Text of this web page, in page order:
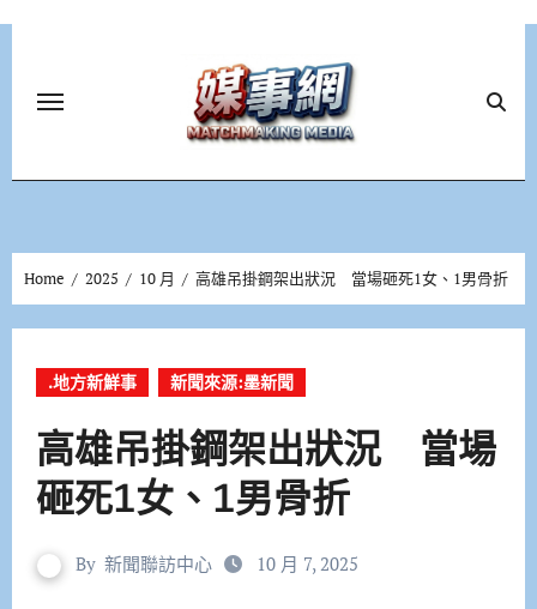
Home 2025 10 月 高雄吊掛鋼架出狀況 當場砸死1女、1男骨折
.地方新鮮事 新聞來源:墨新聞
高雄吊掛鋼架出狀況 當場
砸死1女、1男骨折
By 新聞聯訪中心 10 月 7, 2025